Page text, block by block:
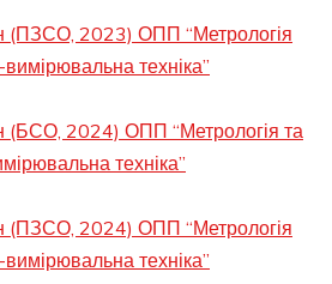
(ПЗСО, 2023) ОПП “Метрологія
техніка”
(БСО, 2024) ОПП “Метрологія та
техніка”
(ПЗСО, 2024) ОПП “Метрологія
техніка”